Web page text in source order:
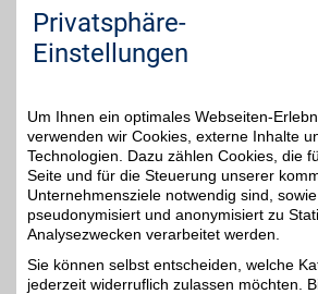
Sie "Externe Inhalte". Diese
jederzeit über die Cookie-
unteren Seitenbereich
Adresse
Füllscheuerweg 35
56626Andernach
Telefon0 26 32 / 3 09 80 - 0
Privatsphäre-
Einstellungen
Um Ihnen ein optimales Webseiten-
verwenden wir Cookies, externe Inhalte
Technologien. Dazu zählen Cookies, die
Seite und für die Steuerung unserer
Unternehmensziele notwendig sind,
pseudonymisiert und anonymisiert zu
Analysezwecken verarbeitet werden.
Sie können selbst entscheiden, welche
jederzeit widerruflich zulassen möchten.